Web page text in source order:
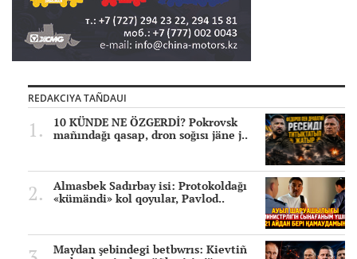
REDAKCIYA TAÑDAUI
10 KÜNDE NE ÖZGERDİ? Pokrovsk
mañındağı qasap, dron soğısı jäne j..
Almasbek Sadırbay isi: Protokoldağı
«kümändi» kol qoyular, Pavlod..
Maydan şebindegi betbwrıs: Kievtiñ